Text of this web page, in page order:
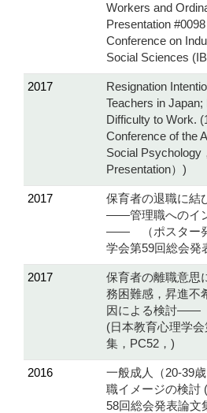
Workers and
Presentation
Conference on
Social Sciences
2017
Resignation
Teachers in
Difficulty to Work.
Conference of the
Social Psychology
Presentation）)
2017
保育者の退職に結
――管理職へのイ
―― （ポスター発
学会第59回総会発
2017
保育者の離職意
務困難感，昇進不
因による検討――
(日本教育心理学
集，PC52，)
2016
一般成人（20-39
職イメージの検討
58回総会発表論文